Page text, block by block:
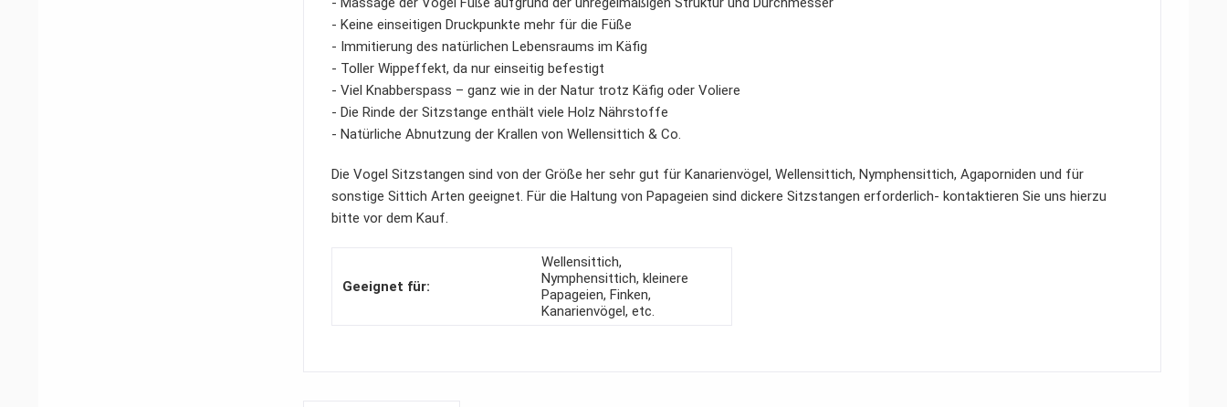
- Keine einseitigen Druckpunkte mehr für die Füße
- Immitierung des natürlichen Lebensraums im Käfig
- Toller Wippeffekt, da nur einseitig befestigt
- Viel Knabberspass – ganz wie in der Natur trotz Käfig oder Voliere
- Die Rinde der Sitzstange enthält viele Holz Nährstoffe
- Natürliche Abnutzung der Krallen von Wellensittich & Co.
Die Vogel Sitzstangen sind von der Größe her sehr gut für Kanarienvögel, Wellensittich, Nymphensittich, Agaporniden und für
sonstige Sittich Arten geeignet. Für die Haltung von Papageien sind dickere Sitzstangen erforderlich- kontaktieren Sie uns hierzu
bitte vor dem Kauf.
Geeignet für:
Wellensittich,
Nymphensittich, kleinere
Papageien, Finken,
Kanarienvögel, etc.